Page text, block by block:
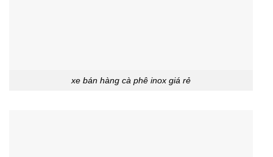
xe bán hàng cà phê inox giá rẻ